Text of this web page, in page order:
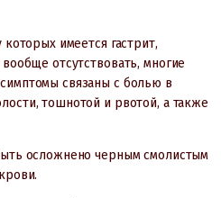
имеется гастрит,
отсутствовать, многие
связаны с болью в
тошнотой и рвотой, а также
осложнено черным смолистым